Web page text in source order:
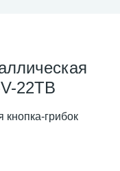
22TB
кнопка-грибок